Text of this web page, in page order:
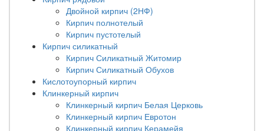
Двойной кирпич (2НФ)
Кирпич полнотелый
Кирпич пустотелый
Кирпич силикатный
Кирпич Силикатный Житомир
Кирпич Силикатный Обухов
Кислотоупорный кирпич
Клинкерный кирпич
Клинкерный кирпич Белая Церковь
Клинкерный кирпич Евротон
Клинкерный кирпич Керамейя